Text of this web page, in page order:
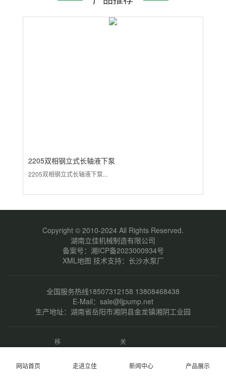
2205双相钢立式长轴液下泵
2205双相钢立式长轴液下泵...
Copyright © 2010-2024 All Rights Reserved.
湖南立佳机械制造有限公司
备案号： 湘ICP备2023000934号
XML地图 技术支持： 长沙水泵厂
全国服务热线18507312158 13808468438
E-Mail：sale@ljpump.net
生产地址：湖南省岳阳市湘阴县金龙镇湘阴工业园
移
关
网站首页 走进立佳 新闻中心 产品展示